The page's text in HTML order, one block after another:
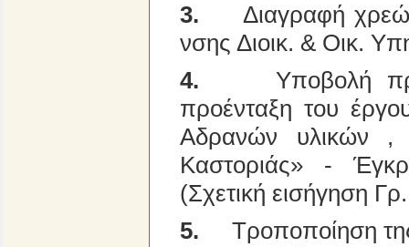
3.
Διαγραφή
νσης Διοικ. & Οικ.
4.
Υποβολή
προένταξη του
Αδρανών υλικών ,
Καστοριάς» -
(Σχετική εισήγηση
5.
Τροποποίηση